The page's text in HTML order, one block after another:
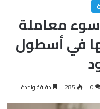
معاملة
في أسطول
0
285 دقيقة واحدة